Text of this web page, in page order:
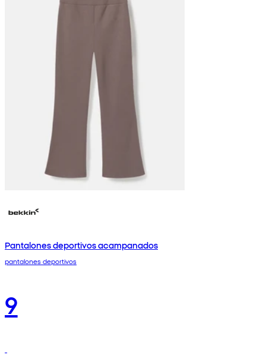
Pantalones deportivos acampanados
pantalones deportivos
9